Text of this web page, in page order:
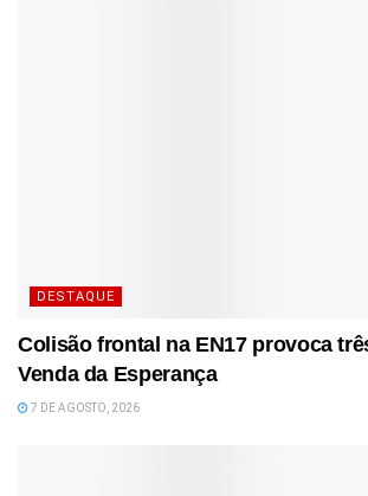
DESTAQUE
Colisão frontal na EN17 provoca
Venda da Esperança
7 DE AGOSTO, 2026